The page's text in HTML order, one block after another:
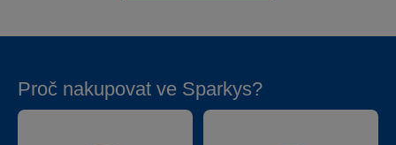
Proč nakupovat ve Sparkys?